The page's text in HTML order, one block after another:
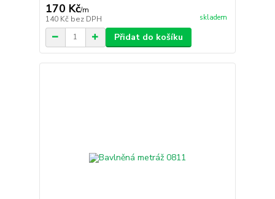
170 Kč/m
140 Kč bez DPH skladem
Přidat do košíku